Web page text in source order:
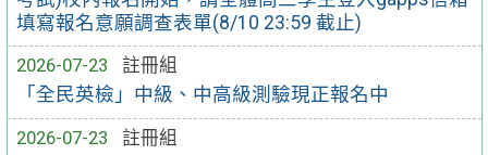
填寫報名意願調查表單(8/10 23:59 截止)
2026-07-23
註冊組
「全民英檢」中級、中高級測驗現正報名中
2026-07-23
註冊組